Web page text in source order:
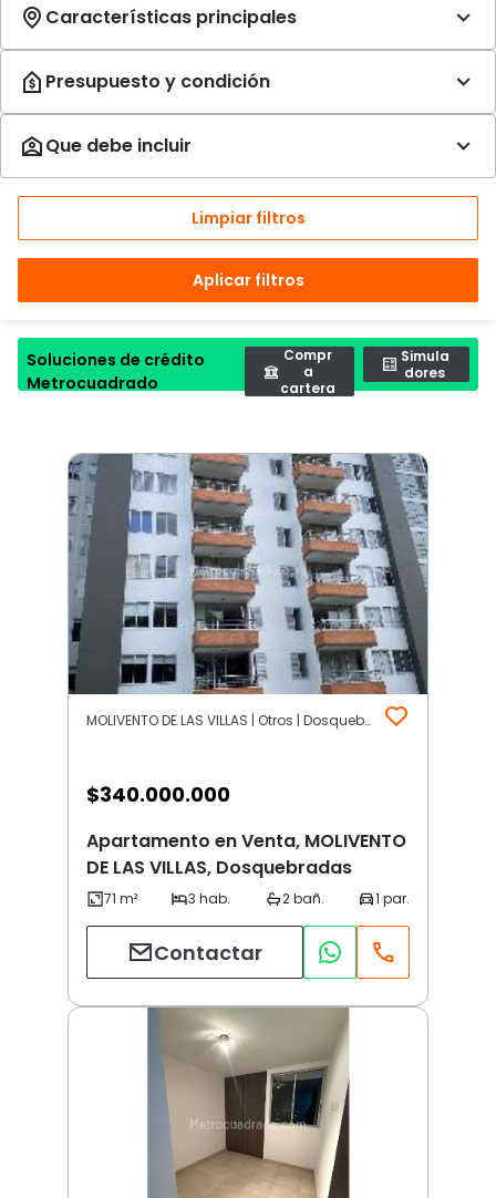
Limpiar filtros
Aplicar filtros
Soluciones de crédito
Metrocuadrado
Compr
a
cartera
Simula
dores
MOLIVENTO DE LAS VILLAS | Otros | Dosquebradas
$340.000.000
Apartamento en Venta, MOLIVENTO
DE LAS VILLAS, Dosquebradas
Contactar